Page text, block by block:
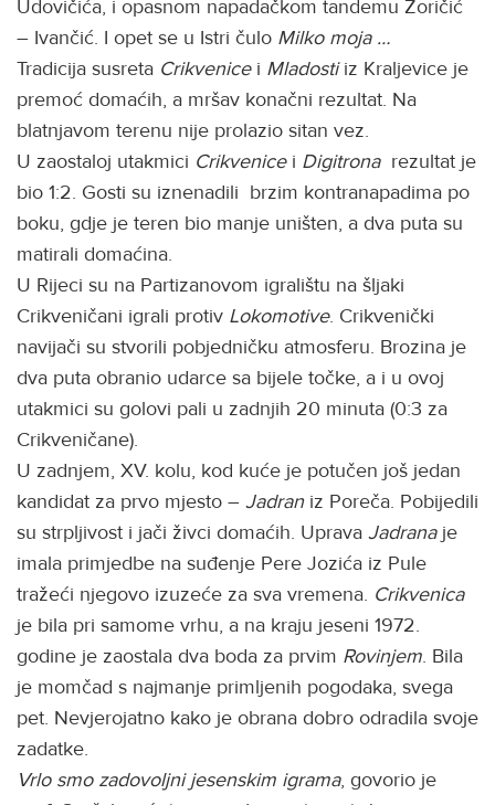
Udovičića, i opasnom napadačkom tandemu Zoričić
– Ivančić. I opet se u Istri čulo Milko moja …
Tradicija susreta Crikvenicei Mladostiiz Kraljevice je
premoć domaćih, a mršav konačni rezultat. Na
blatnjavom terenu nije prolazio sitan vez.
U zaostaloj utakmici Crikvenicei Digitronarezultat je
bio 1:2. Gosti su iznenadili brzim kontranapadima po
boku, gdje je teren bio manje uništen, a dva puta su
matirali domaćina.
U Rijeci su na Partizanovom igralištu na šljaki
Crikveničani igrali protiv Lokomotive. Crikvenički
navijači su stvorili pobjedničku atmosferu. Brozina je
dva puta obranio udarce sa bijele točke, a i u ovoj
utakmici su golovi pali u zadnjih 20 minuta (0:3 za
Crikveničane).
U zadnjem, XV. kolu, kod kuće je potučen još jedan
kandidat za prvo mjesto – Jadran iz Poreča. Pobijedili
su strpljivost i jači živci domaćih. Uprava Jadranaje
imala primjedbe na suđenje Pere Jozića iz Pule
tražeći njegovo izuzeće za sva vremena. Crikvenica
je bila pri samome vrhu, a na kraju jeseni 1972.
godine je zaostala dva boda za prvim Rovinjem. Bila
je momčad s najmanje primljenih pogodaka, svega
pet. Nevjerojatno kako je obrana dobro odradila svoje
zadatke.
Vrlo smo zadovoljni jesenskim igrama, govorio je